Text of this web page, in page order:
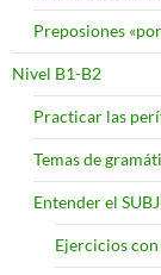
Preposiones
Nivel B1-B2
Practicar las
Temas de
Entender el
Ejercicios